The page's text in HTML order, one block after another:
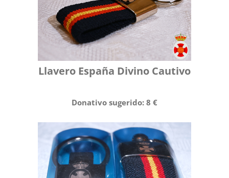
Llavero España Divino Cautivo
Donativo sugerido: 8 €